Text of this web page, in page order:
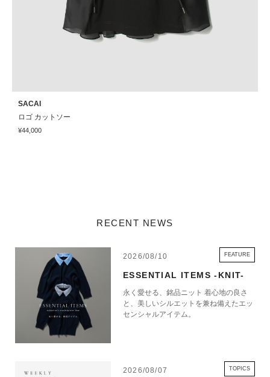
SACAI
ロゴ カットソー
¥44,000
RECENT NEWS
2026/08/10 FEATURE
ESSENTIAL ITEMS -KNIT-
永く愛せる、銘品ニット 着心地の良さ
と、美しいシルエットを兼ね備えたエッ
センシャルアイテム。
2026/08/07 TOPICS